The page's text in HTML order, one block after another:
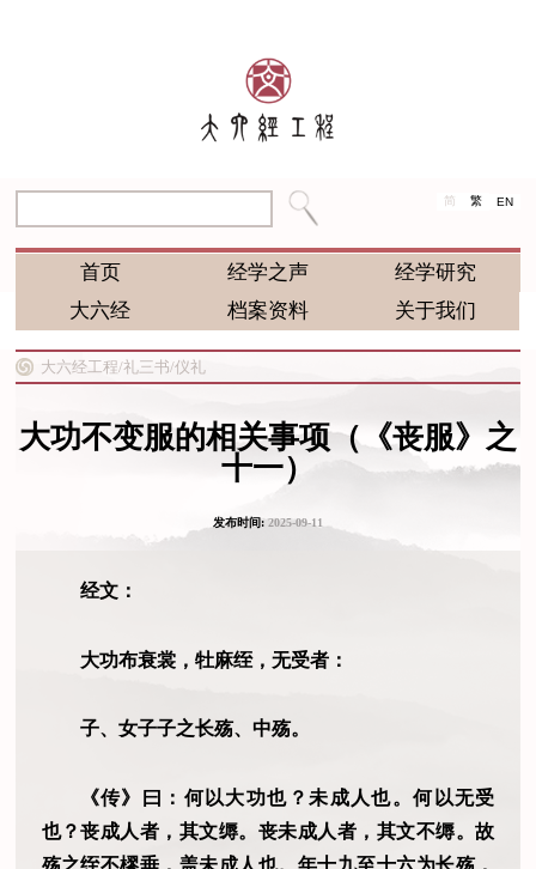
简 繁 EN
首页 经学之声
经学研究
大六经
档案资料 关于我们
大六经工程/礼三书/仪礼
大功不变服的相关事项（《丧服》之
十一）
发布时间:2025-09-11
经文：
大功布衰裳，牡麻绖，无受者：
子、女子子之长殇、中殇。
《传》曰：何以大功也？未成人也。何以无受
也？丧成人者，其文缛。丧未成人者，其文不缛。故